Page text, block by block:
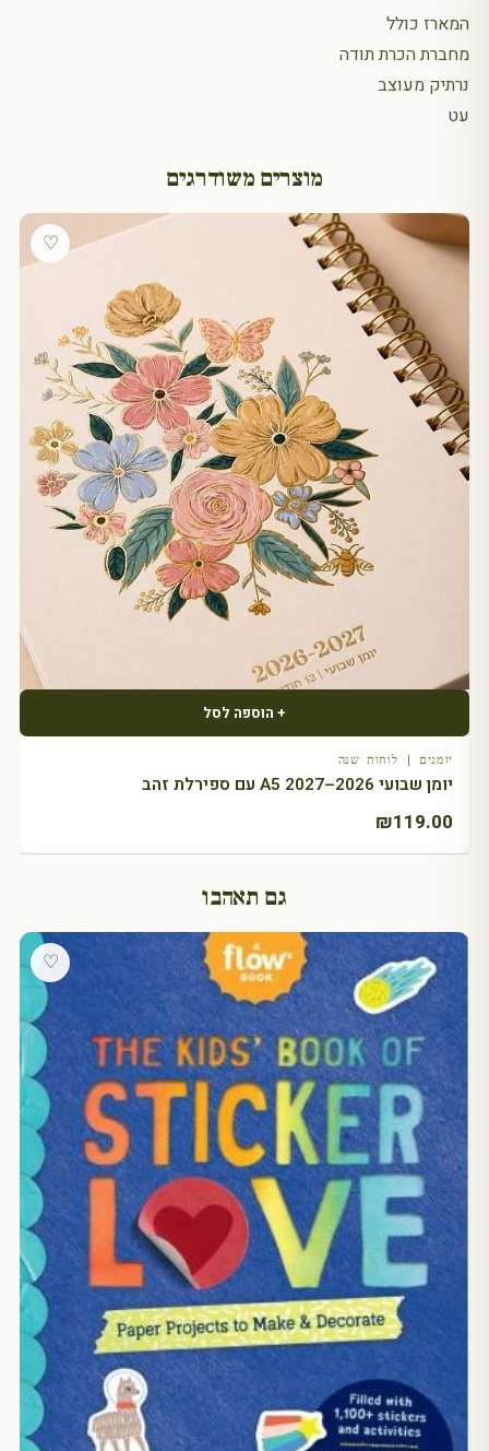
המארז כולל
מחברת הכרת תודה
נרתיק מעוצב
עט
מוצרים משודרגים
♡
+ הוספה לסל
יומנים | לוחות שנה
יומן שבועי 2026–2027 A5 עם ספירלת זהב
₪119.00
גם תאהבו
♡